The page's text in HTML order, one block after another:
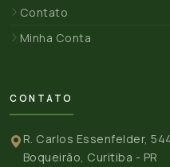
Contato
Minha Conta
CONTATO
R. Carlos Essenfelder,
Boqueirão, Curitiba - PR